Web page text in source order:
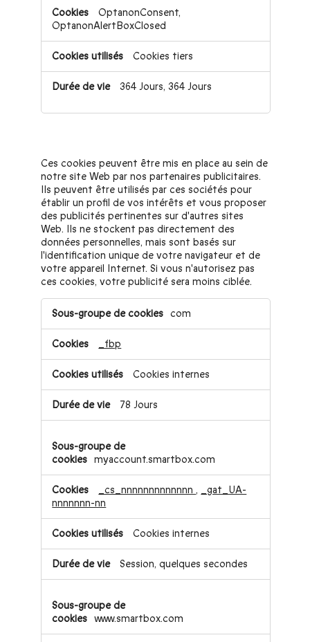
OptanonConsent,
OptanonAlertBoxClosed
Cookies tiers
364 Jours, 364 Jours
Ces cookies peuvent être mis en place au sein de
notre site Web par nos partenaires publicitaires.
Ils peuvent être utilisés par ces sociétés pour
établir un profil de vos intérêts et vous proposer
des publicités pertinentes sur d'autres sites
Web. Ils ne stockent pas directement des
données personnelles, mais sont basés sur
l'identification unique de votre navigateur et de
votre appareil Internet. Si vous n'autorisez pas
ces cookies, votre publicité sera moins ciblée.
Cookies
pour
une
publicité
ciblée
com
_fbp
Cookies internes
78 Jours
myaccount.smartbox.com
_cs_nnnnnnnnnnnnn, _gat_UA-
nnnnnnn-nn
Cookies internes
Session, quelques secondes
www.smartbox.com